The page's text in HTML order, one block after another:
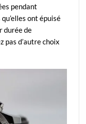
pendant
ont épuisé
durée de
pas d’autre choix